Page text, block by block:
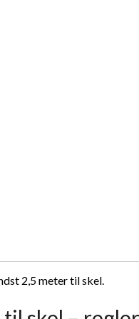
2,5 meter til skel.